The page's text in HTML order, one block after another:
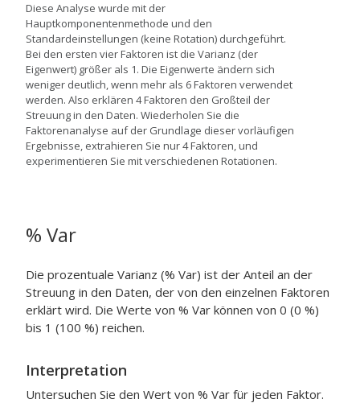
Diese Analyse wurde mit der
Hauptkomponentenmethode und den
Standardeinstellungen (keine Rotation) durchgeführt.
Bei den ersten vier Faktoren ist die Varianz (der
Eigenwert) größer als 1. Die Eigenwerte ändern sich
weniger deutlich, wenn mehr als 6 Faktoren verwendet
werden. Also erklären 4 Faktoren den Großteil der
Streuung in den Daten. Wiederholen Sie die
Faktorenanalyse auf der Grundlage dieser vorläufigen
Ergebnisse, extrahieren Sie nur 4 Faktoren, und
experimentieren Sie mit verschiedenen Rotationen.
% Var
Die prozentuale Varianz (% Var) ist der Anteil an der
Streuung in den Daten, der von den einzelnen Faktoren
erklärt wird. Die Werte von % Var können von 0 (0 %)
bis 1 (100 %) reichen.
Interpretation
Untersuchen Sie den Wert von % Var für jeden Faktor.